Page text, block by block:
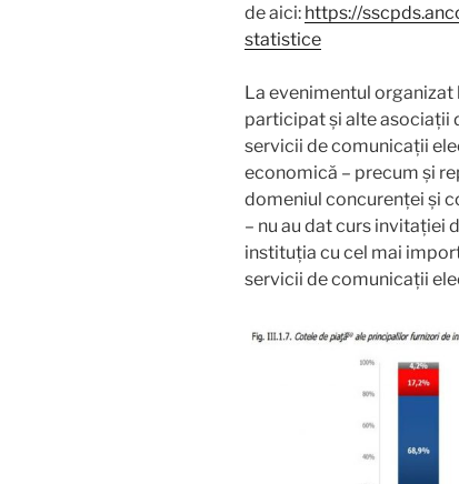
de aici: https://
statistice
La evenimentul
participat și alte asociații
servicii de comunicații
economică – precum și
domeniul concurenței și
– nu au dat curs invitației
instituția cu cel mai
servicii de comunicații